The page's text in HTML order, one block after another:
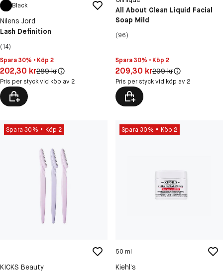
Black
Nilens Jord
Lash Definition
(14)
Spara 30% • Köp 2
Pris: 202,30 kr
202,30 krOriginal pris:
289 kr
Pris per styck vid köp av 2
All About Clean Liquid Facial
Soap Mild
(96)
Spara 30% • Köp 2
Pris: 209,30 kr
209,30 krOriginal pris:
299 kr
Pris per styck vid köp av 2
Spara 30% Köp 2
KICKS Beauty
Spara 30% Köp 2
50 ml
Kiehl’s